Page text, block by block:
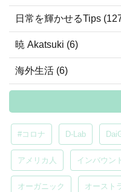
日常を輝かせるTips
暁 Akatsuki (6)
海外生活 (6)
#コロナ D-Lab
アメリカ人 インバウン
オーガニック オースト